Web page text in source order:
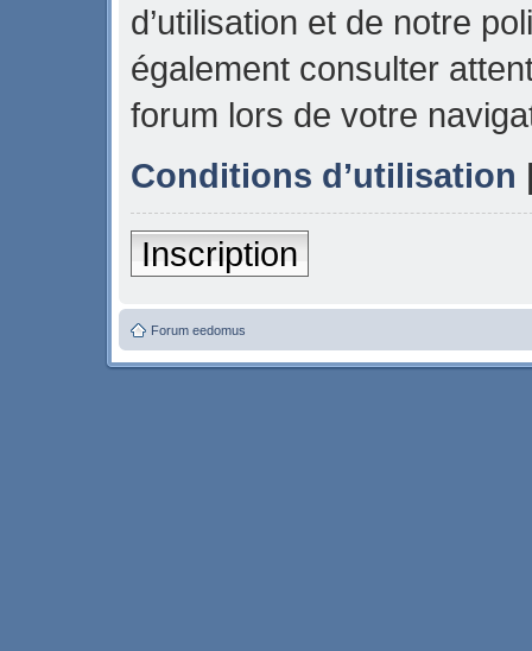
d’utilisation et de notre
également consulter
forum lors de votre
Conditions d’utilisation
Inscription
Forum eedomus